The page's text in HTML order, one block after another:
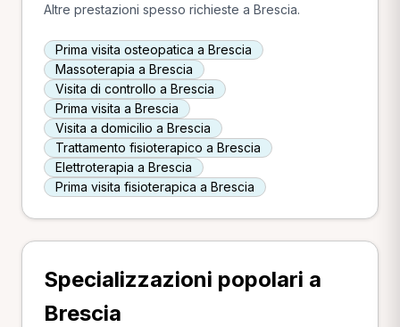
Altre prestazioni spesso richieste a Brescia.
Prima visita osteopatica a Brescia
Massoterapia a Brescia
Visita di controllo a Brescia
Prima visita a Brescia
Visita a domicilio a Brescia
Trattamento fisioterapico a Brescia
Elettroterapia a Brescia
Prima visita fisioterapica a Brescia
Specializzazioni popolari a
Brescia